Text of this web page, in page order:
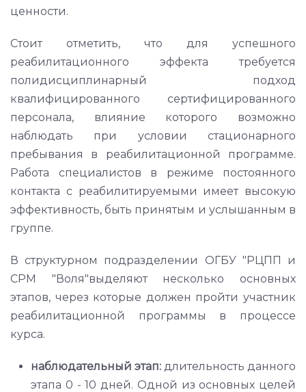
ценности.
Стоит отметить, что для успешного
реабилитационного эффекта требуется
полидисциплинарный подход
квалифицированного сертифицированного
персонала, влияние которого возможно
наблюдать при условии стационарного
пребывания в реабилитационной программе.
Работа специалистов в режиме постоянного
контакта с реабилитируемыми имеет высокую
эффективность, быть принятым и услышанным в
группе.
В структурном подразделении ОГБУ "РЦПП и
СРМ "Воля"выделяют несколько основных
этапов, через которые должен пройти участник
реабилитационной программы в процессе
курса.
наблюдательный этап: длительность данного
этапа 0 - 10 дней. Одной из основных целей